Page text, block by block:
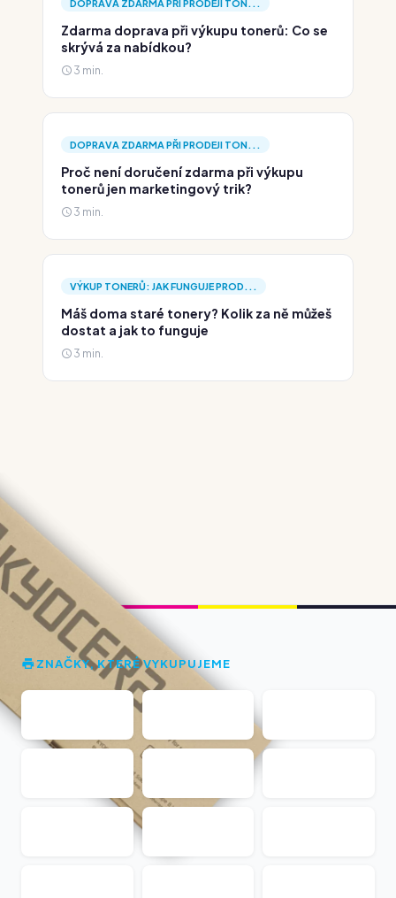
DOPRAVA ZDARMA PŘI PRODEJI TON...
Zdarma doprava při výkupu tonerů: Co se
skrývá za nabídkou?
3 min.
DOPRAVA ZDARMA PŘI PRODEJI TON...
Proč není doručení zdarma při výkupu
tonerů jen marketingový trik?
3 min.
VÝKUP TONERŮ: JAK FUNGUJE PROD...
Máš doma staré tonery? Kolik za ně můžeš
dostat a jak to funguje
3 min.
ZNAČKY, KTERÉ VYKUPUJEME